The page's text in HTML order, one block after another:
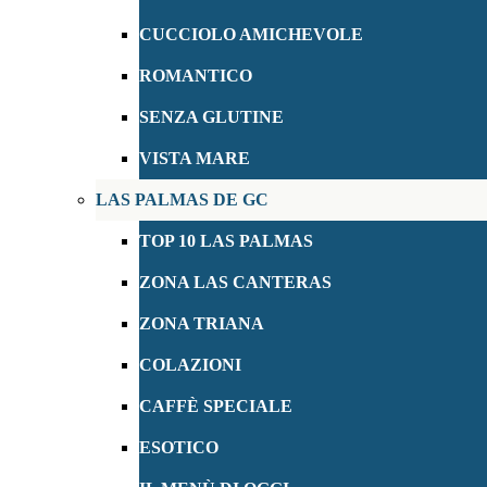
CUCCIOLO AMICHEVOLE
ROMANTICO
SENZA GLUTINE
VISTA MARE
LAS PALMAS DE GC
TOP 10 LAS PALMAS
ZONA LAS CANTERAS
ZONA TRIANA
COLAZIONI
CAFFÈ SPECIALE
ESOTICO